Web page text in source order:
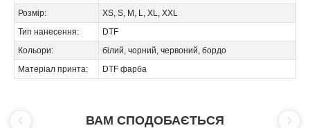
Розмір:
XS, S, M, L, XL, XXL
Тип нанесення:
DTF
Кольори:
білий, чорний, червоний, бордо
Матеріал принта:
DTF фарба
ВАМ СПОДОБАЄТЬСЯ